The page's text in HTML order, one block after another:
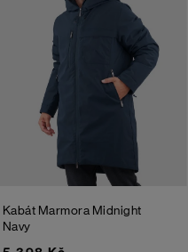
Kabát Marmora Midnight
Navy